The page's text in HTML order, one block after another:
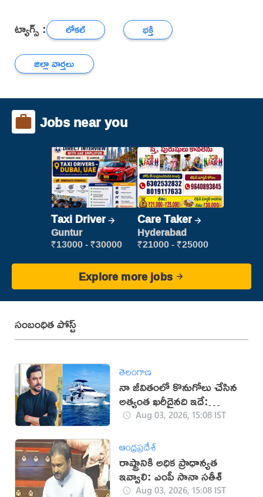
ట్యాగ్స్ : లోకల్
భక్తి
జిల్లా వార్తలు
Jobs near you
Taxi Driver
Guntur
₹13000 - ₹30000
Care Taker
Hyderabad
₹21000 - ₹25000
Explore more jobs
సంబంధిత పోస్ట్
తెలంగాణ
నా జీవితంలో కొనుగోలు చేసిన
అత్యంత ఖరీదైనది ఇదే:
ఆర్.మాధవన్
Aug 03, 2026, 15:08 IST
ఆంధ్రప్రదేశ్
రాష్ట్రానికి అధిక ప్రాధాన్యత
ఇవ్వాలి: ఎంపీ సానా సతీశ్
Aug 03, 2026, 15:08 IST